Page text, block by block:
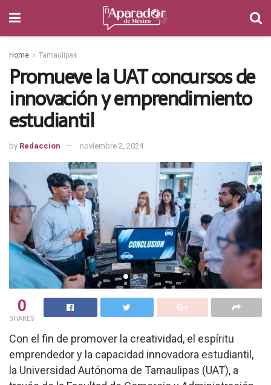
Home Tamaulipas
Promueve la UAT concursos de
innovación y emprendimiento
estudiantil
by Redaccion noviembre 2, 2024
0
SHARES
Con el fin de promover la creatividad, el espíritu
emprendedor y la capacidad innovadora estudiantil,
la Universidad Autónoma de Tamaulipas (UAT), a